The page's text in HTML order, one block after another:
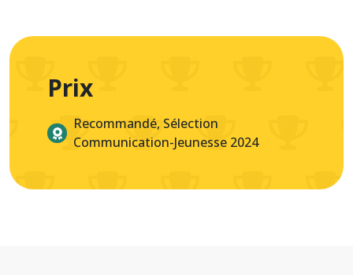
Prix
Recommandé, Sélection
Communication-Jeunesse 2024